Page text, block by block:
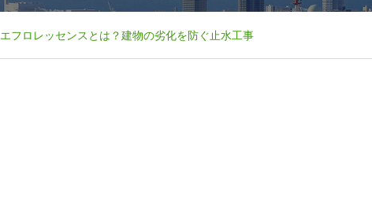
エフロレッセンスとは？建物の劣化を防ぐ止水工事